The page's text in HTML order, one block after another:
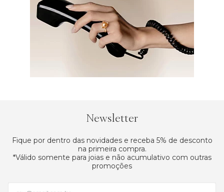
Newsletter
Fique por dentro das novidades e receba 5% de desconto
na primeira compra.
*Válido somente para joias e não acumulativo com outras
promoções